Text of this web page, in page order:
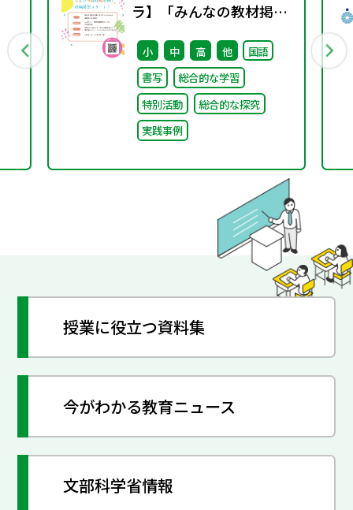
ラ】「みんなの教材掲示
板」の投稿募集を開始し
ました！
小 中 高 他
国語
書写
総合的な学習
特別活動
総合的な探究
実践事例
授業に役立つ資料集
今がわかる教育ニュース
文部科学省情報